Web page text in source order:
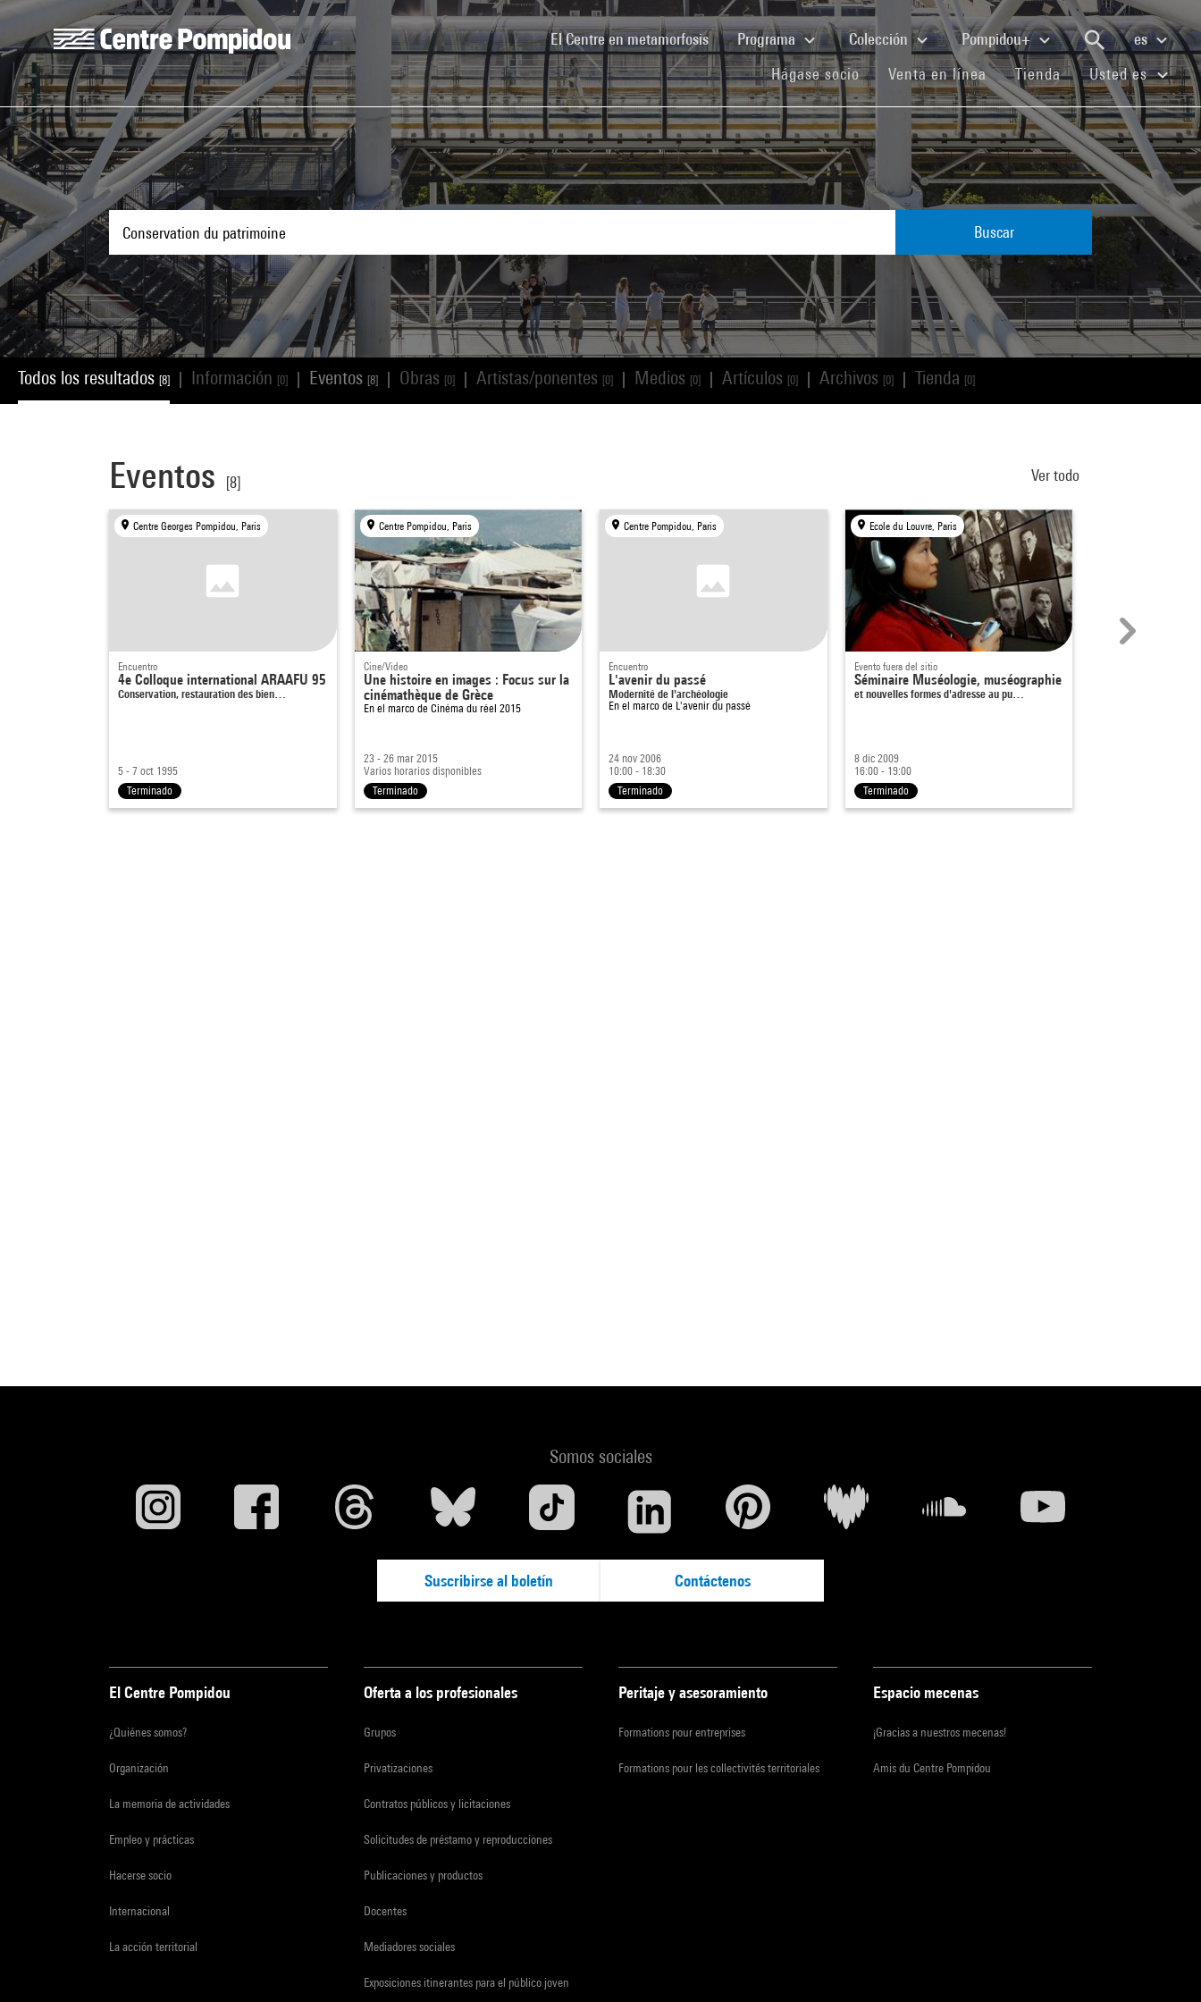
Skip to main content
Centre Pompidou
El Centre en metamorfosis(current)Programa Colección Pompidou+
es
Hágase socio(current)Venta en línea(current)
Tienda(current)Usted es
Buscar
Todos los resultados [8] Información [0] Eventos [8] Obras [0] Artistas/ponentes [0] Medios [0] Artículos [0] Archivos [0] Tienda [0]
Eventos [8] Ver todo
Centre Georges Pompidou, Paris
Encuentro
4e Colloque international ARAAFU 95
Conservation, restauration des bien…
5 - 7 oct 1995
Terminado
Centre Pompidou, Paris
Cine/Video
Une histoire en images : Focus sur la
cinémathèque de Grèce
En el marco de Cinéma du réel 2015
23 - 26 mar 2015
Varios horarios disponibles
Terminado
Centre Pompidou, Paris
Encuentro
L'avenir du passé
Modernité de l'archéologie
En el marco de L'avenir du passé
24 nov 2006
10:00 - 18:30
Terminado
Ecole du Louvre, Paris
Evento fuera del sitio
Séminaire Muséologie, muséographie
et nouvelles formes d'adresse au pu…
8 dic 2009
16:00 - 19:00
Terminado
Somos sociales
Suscribirse al boletín Contáctenos
El Centre Pompidou
¿Quiénes somos?
Organización
La memoria de actividades
Empleo y prácticas
Hacerse socio
Internacional
La acción territorial
Oferta a los profesionales
Grupos
Privatizaciones
Contratos públicos y licitaciones
Solicitudes de préstamo y reproducciones
Publicaciones y productos
Docentes
Mediadores sociales
Exposiciones itinerantes para el público joven
Peritaje y asesoramiento
Formations pour entreprises
Formations pour les collectivités territoriales
Espacio mecenas
¡Gracias a nuestros mecenas!
Amis du Centre Pompidou